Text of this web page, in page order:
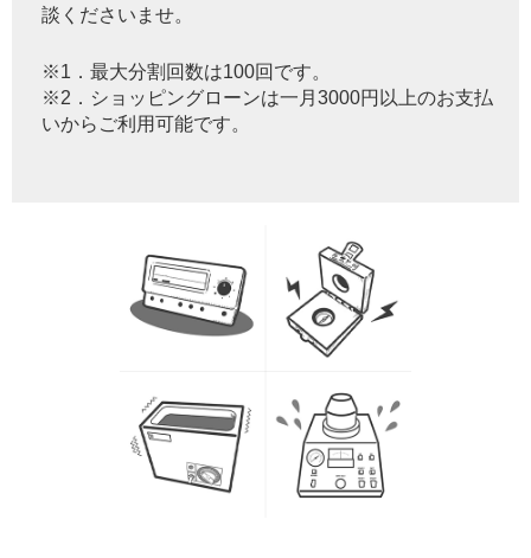
談くださいませ。
※1．最大分割回数は100回です。
※2．ショッピングローンは一月3000円以上のお支払
いからご利用可能です。